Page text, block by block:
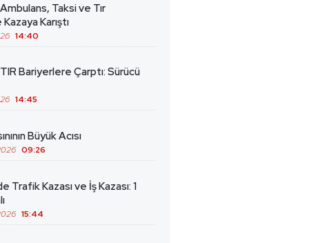
Taksi ve Tır
Karıştı
14:40
Bariyerlere Çarptı: Sürücü
14:45
Büyük Acısı
09:26
Trafik Kazası ve İş Kazası: 1
15:44